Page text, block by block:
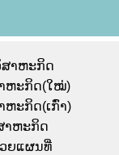
ສາຫະກິດ
ຫະກິດ(ໃໝ່)
ະກິດ(ເກົ່າ)
າຫະກິດ
ຍແຜນທີ່